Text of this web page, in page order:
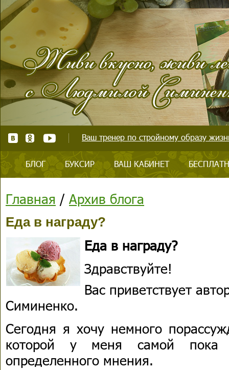
Ваш тренер по стройному образу
БЛОГ БУКСИР ВАШ КАБИНЕТ
Главная / Архив блога
Еда в награду?
Еда в награду?
Здравствуйте!
Вас приветствует
Симиненко.
Сегодня я хочу немного
которой у меня самой
определенного мнения.